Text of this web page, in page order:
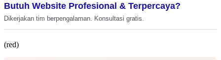
Butuh Website Profesional & Terpercaya?
Dikerjakan tim berpengalaman. Konsultasi gratis.
(red)